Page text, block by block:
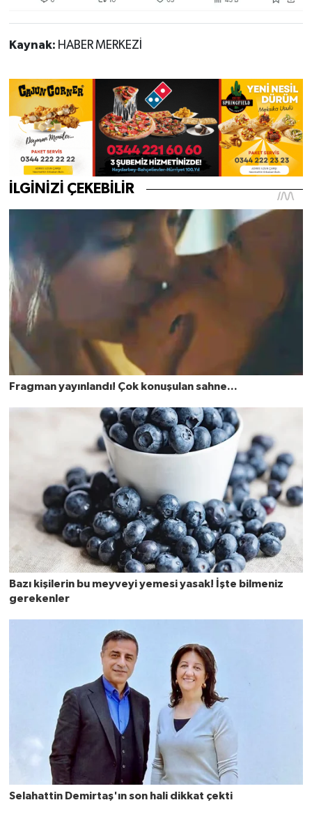
Kaynak: HABER MERKEZİ